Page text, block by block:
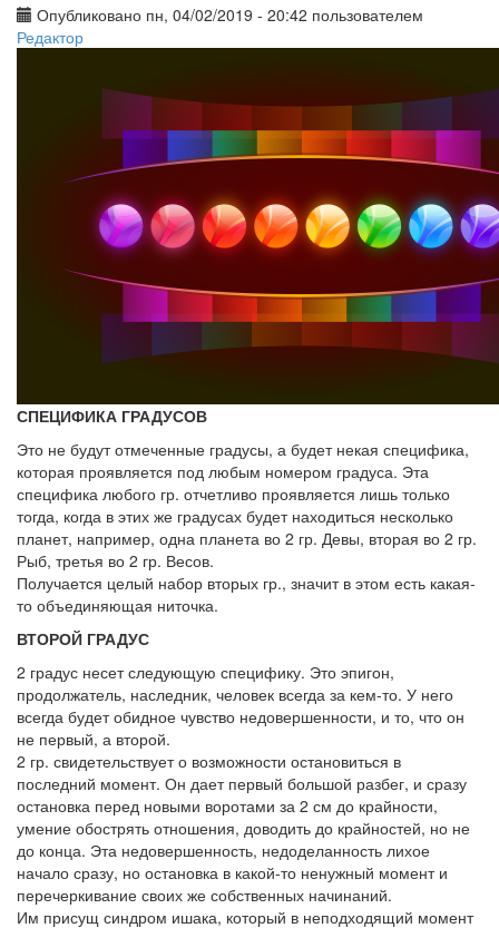
Опубликовано пн, 04/02/2019 - 20:42 пользователем
Редактор
СПЕЦИФИКА ГРАДУСОВ
Это не будут отмеченные градусы, а будет некая специфика,
которая проявляется под любым номером градуса. Эта
специфика любого гр. отчетливо проявляется лишь только
тогда, когда в этих же градусах будет находиться несколько
планет, например, одна планета во 2 гр. Девы, вторая во 2 гр.
Рыб, третья во 2 гр. Весов.
Получается целый набор вторых гр., значит в этом есть какая-
то объединяющая ниточка.
ВТОРОЙ ГРАДУС
2 градус несет следующую специфику. Это эпигон,
продолжатель, наследник, человек всегда за кем-то. У него
всегда будет обидное чувство недовершенности, и то, что он
не первый, а второй.
2 гр. свидетельствует о возможности остановиться в
последний момент. Он дает первый большой разбег, и сразу
остановка перед новыми воротами за 2 см до крайности,
умение обострять отношения, доводить до крайностей, но не
до конца. Эта недовершенность, недоделанность лихое
начало сразу, но остановка в какой-то ненужный момент и
перечеркивание своих же собственных начинаний.
Им присущ синдром ишака, который в неподходящий момент